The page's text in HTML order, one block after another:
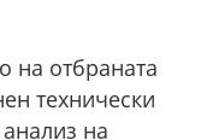
на отбраната
технически
на